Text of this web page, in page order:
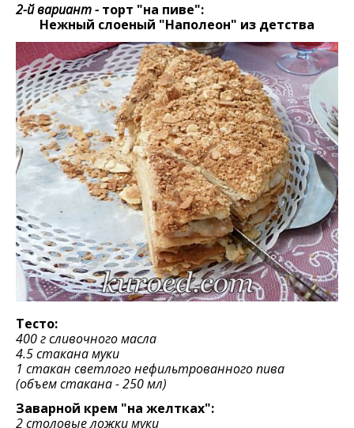
2-й вариант - торт "на пиве":
Нежный слоеный "Наполеон" из детства
Тесто:
400 г сливочного масла
4.5 стакана муки
1 стакан светлого нефильтрованного пива
(объем стакана - 250 мл)
Заварной крем "на желтках":
2 столовые ложки муки